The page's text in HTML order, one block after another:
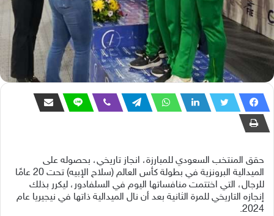
حقق المنتخب السعودي للمبارزة، انجاز تاريخي، بحصوله على
الميدالية البرونزية في بطولة كأس العالم (سلاح الإبيه) تحت 20 عامًا
للرجال، التي اختتمت منافساتها اليوم في السلفادور، ليكرر بذلك
إنجازه التاريخي للمرة الثانية بعد أن نال الميدالية ذاتها في نيجيريا عام
2024.